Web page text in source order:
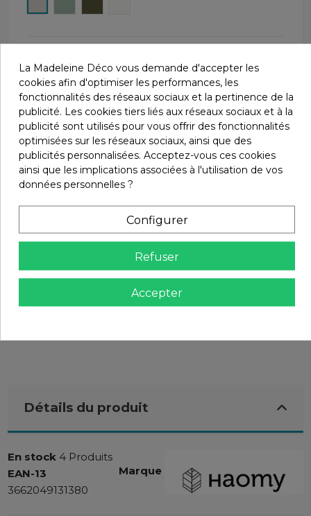
PAYEZ EN 4 FOIS
AVEC PAYPAL
LIVRAISONS
À PARTIR DE 4€55
UNE QUESTION ?
CONTACTEZ-NOUS AU 04 66 61 63 44
PAIEMENT SÉCURISÉ
AVEC LE CRÉDIT AGRICOLE
SATISFAIT OU REMBOURSÉ.
CHANGEZ D'AVIS SOUS 14 JOURS !
Détails du produit
Marque
En stock 4 Produits
EAN-13
3662049131380
La Madeleine Déco vous demande d'accepter les
cookies afin d'optimiser les performances, les
fonctionnalités des réseaux sociaux et la pertinence de la
publicité. Les cookies tiers liés aux réseaux sociaux et à la
publicité sont utilisés pour vous offrir des fonctionnalités
optimisées sur les réseaux sociaux, ainsi que des
publicités personnalisées. Acceptez-vous ces cookies
ainsi que les implications associées à l'utilisation de vos
données personnelles ?
Configurer
Refuser
Accepter